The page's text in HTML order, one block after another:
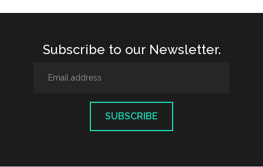
Subscribe to our Newsletter.
SUBSCRIBE